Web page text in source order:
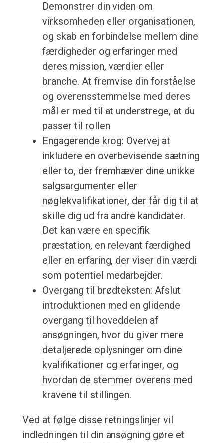
Demonstrer din viden om
virksomheden eller organisationen,
og skab en forbindelse mellem dine
færdigheder og erfaringer med
deres mission, værdier eller
branche. At fremvise din forståelse
og overensstemmelse med deres
mål er med til at understrege, at du
passer til rollen.
Engagerende krog: Overvej at
inkludere en overbevisende sætning
eller to, der fremhæver dine unikke
salgsargumenter eller
nøglekvalifikationer, der får dig til at
skille dig ud fra andre kandidater.
Det kan være en specifik
præstation, en relevant færdighed
eller en erfaring, der viser din værdi
som potentiel medarbejder.
Overgang til brødteksten: Afslut
introduktionen med en glidende
overgang til hoveddelen af
ansøgningen, hvor du giver mere
detaljerede oplysninger om dine
kvalifikationer og erfaringer, og
hvordan de stemmer overens med
kravene til stillingen.
Ved at følge disse retningslinjer vil
indledningen til din ansøgning gøre et